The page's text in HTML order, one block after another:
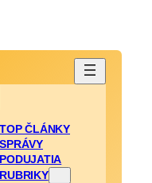
TOP ČLÁNKY
SPRÁVY
PODUJATIA
RUBRIKY